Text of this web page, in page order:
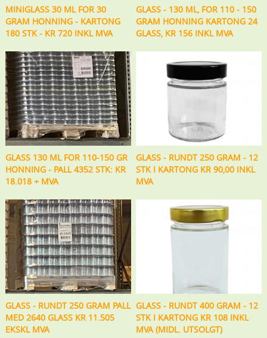
MINIGLASS 30 ML FOR 30
GRAM HONNING - KARTONG
180 STK - KR 720 INKL MVA
GLASS - 130 ML, FOR 110 - 150
GRAM HONNING KARTONG 24
GLASS, KR 156 INKL MVA
GLASS 130 ML FOR 110-150 GR
HONNING - PALL 4352 STK: KR
18.018 + MVA
GLASS - RUNDT 250 GRAM - 12
STK I KARTONG KR 90,00 INKL
MVA
GLASS - RUNDT 250 GRAM PALL
MED 2640 GLASS KR 11.505
EKSKL MVA
GLASS - RUNDT 400 GRAM - 12
STK I KARTONG KR 108 INKL
MVA (MIDL. UTSOLGT)